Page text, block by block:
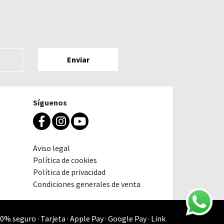
Síguenos
Aviso legal
Política de cookies
Política de privacidad
Condiciones generales de venta
seguro · Tarjeta · Apple Pay · Google Pay · Link